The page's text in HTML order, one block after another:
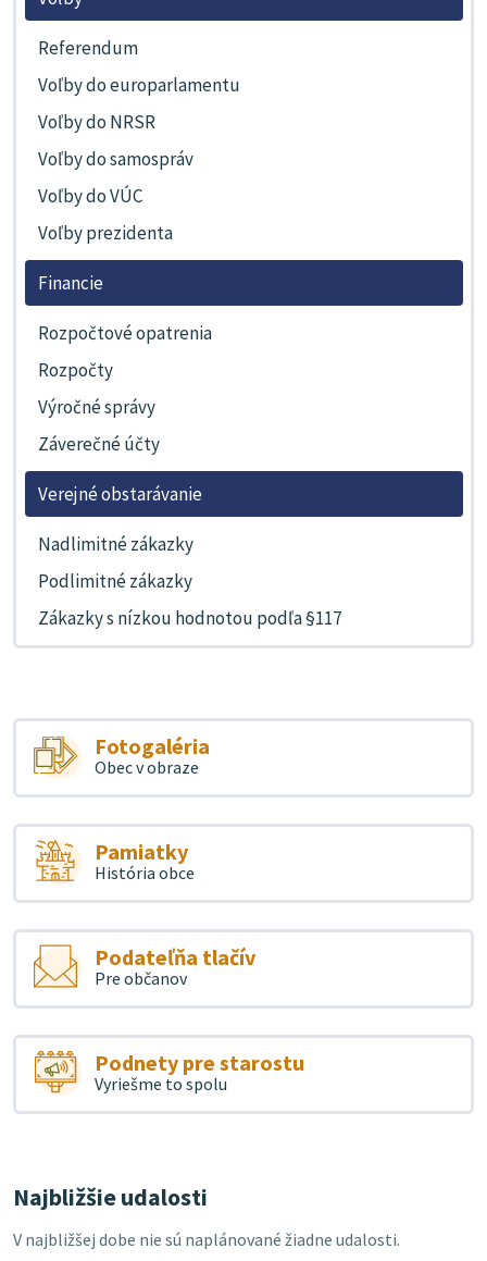
Referendum
Voľby do europarlamentu
Voľby do NRSR
Voľby do samospráv
Voľby do VÚC
Voľby prezidenta
Financie
Rozpočtové opatrenia
Rozpočty
Výročné správy
Záverečné účty
Verejné obstarávanie
Nadlimitné zákazky
Podlimitné zákazky
Zákazky s nízkou hodnotou podľa §117
Fotogaléria
Obec v obraze
Pamiatky
História obce
Podateľňa tlačív
Pre občanov
Podnety pre starostu
Vyriešme to spolu
Najbližšie udalosti
V najbližšej dobe nie sú naplánované žiadne udalosti.